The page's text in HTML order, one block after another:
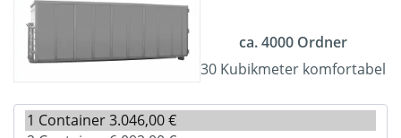
ca. 4000 Ordner
30 Kubikmeter komfortabel